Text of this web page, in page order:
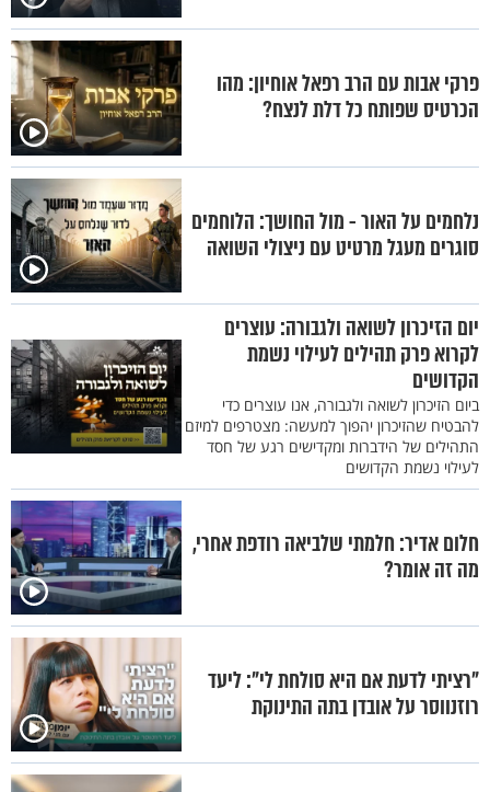
פרקי אבות עם הרב רפאל אוחיון: מהו
הכרטיס שפותח כל דלת לנצח?
נלחמים על האור - מול החושך: הלוחמים
סוגרים מעגל מרטיט עם ניצולי השואה
יום הזיכרון לשואה ולגבורה: עוצרים
לקרוא פרק תהילים לעילוי נשמת
הקדושים
ביום הזיכרון לשואה ולגבורה, אנו עוצרים כדי
להבטיח שהזיכרון יהפוך למעשה: מצטרפים למיזם
התהילים של הידברות ומקדישים רגע של חסד
לעילוי נשמת הקדושים
חלום אדיר: חלמתי שלביאה רודפת אחרי,
מה זה אומר?
"רציתי לדעת אם היא סולחת לי": ליעד
רוזנווסר על אובדן בתה התינוקת